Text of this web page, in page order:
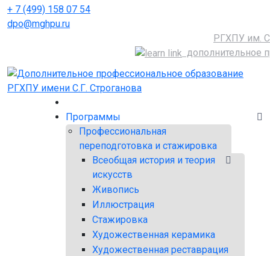
+ 7 (499) 158 07 54
dpo@mghpu.ru
РГХПУ им.
дополнительное
Программы
Профессиональная
переподготовка и стажировка
Всеобщая история и теория
искусств
Живопись
Иллюстрация
Стажировка
Художественная керамика
Художественная реставрация